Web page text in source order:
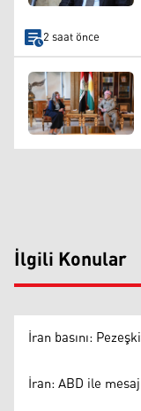
2 saat önce
İlgili Konular
İran basını:
İran: ABD ile